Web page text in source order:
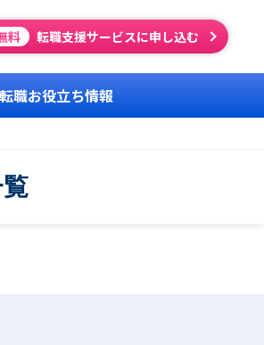
料 転職支援サービスに申し込む
転職お役立ち情報